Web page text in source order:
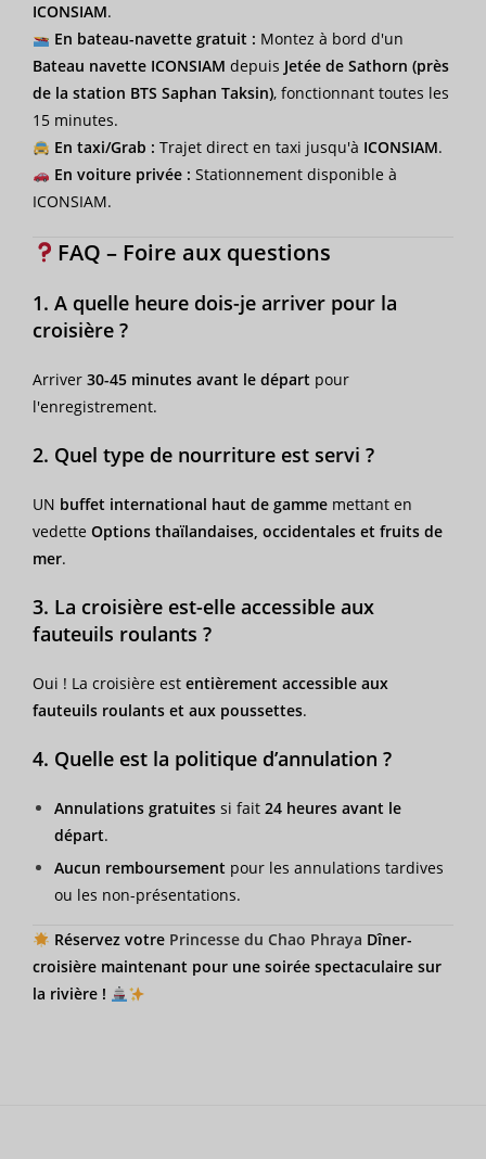
ICONSIAM.
En bateau-navette gratuit : Montez à bord d'un
Bateau navette ICONSIAM depuis Jetée de Sathorn (près
de la station BTS Saphan Taksin), fonctionnant toutes les
15 minutes.
En taxi/Grab : Trajet direct en taxi jusqu'à ICONSIAM.
En voiture privée : Stationnement disponible à
ICONSIAM.
FAQ – Foire aux questions
1. A quelle heure dois-je arriver pour la
croisière ?
Arriver 30-45 minutes avant le départ pour
l'enregistrement.
2. Quel type de nourriture est servi ?
UN buffet international haut de gamme mettant en
vedette Options thaïlandaises, occidentales et fruits de
mer.
3. La croisière est-elle accessible aux
fauteuils roulants ?
Oui ! La croisière est entièrement accessible aux
fauteuils roulants et aux poussettes.
4. Quelle est la politique d’annulation ?
Annulations gratuites si fait 24 heures avant le
départ.
Aucun remboursement pour les annulations tardives
ou les non-présentations.
Réservez votre Princesse du Chao Phraya Dîner-
croisière maintenant pour une soirée spectaculaire sur
la rivière !